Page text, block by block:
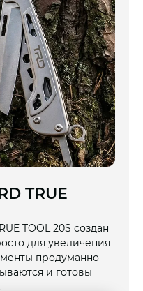
TRUE
TOOL 20S создан
для увеличения
продуманно
и готовы